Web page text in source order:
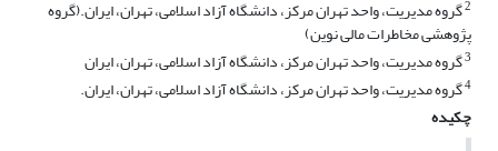
2گروه مدیریت، واحد تهران مرکز، دانشگاه آزاد اسلامی، تهران، ایران.(گروه
پژوهشی مخاطرات مالی نوین)
3گروه مدیریت، واحد تهران مرکز، دانشگاه آزاد اسلامی، تهران، ایران
4گروه مدیریت، واحد تهران مرکز، دانشگاه آزاد اسلامی، تهران، ایران.
چکیده